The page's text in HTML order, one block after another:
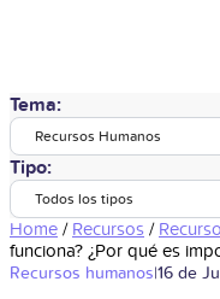
Tema:
Recursos Humanos
Tipo:
Todos los tipos
Home / Recursos /
funciona? ¿Por qué es
Recursos humanos|16 de